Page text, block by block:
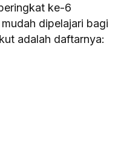
ke-6
dipelajari bagi
adalah daftarnya: